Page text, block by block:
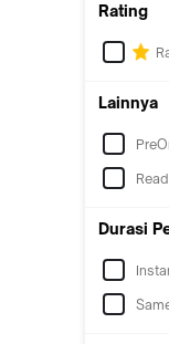
Rating
Lainnya
Durasi